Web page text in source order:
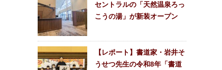
セントラルの「天然温泉ろっ
こうの湯」が新装オープン
【レポート】書道家・岩井そ
うせつ先生の令和8年「書道